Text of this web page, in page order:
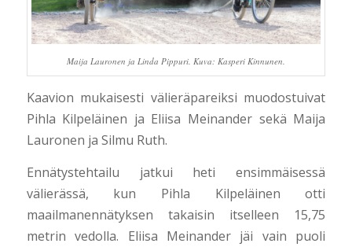
Maija Lauronen ja Linda Pippuri. Kuva: Kasperi Kinnunen.
Kaavion mukaisesti välieräpareiksi muodostuivat
Pihla Kilpeläinen ja Eliisa Meinander sekä Maija
Lauronen ja Silmu Ruth.
Ennätystehtailu jatkui heti ensimmäisessä
välierässä, kun Pihla Kilpeläinen otti
maailmanennätyksen takaisin itselleen 15,75
metrin vedolla. Eliisa Meinander jäi vain puoli